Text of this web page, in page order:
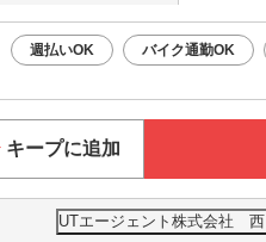
※
週払いOK バイク通勤OK
キープに追加
UTエージェント株式会社 西